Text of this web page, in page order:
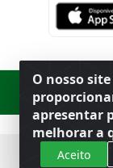
O nosso
apresentar
melhorar a
Aceito
Rod. SP-